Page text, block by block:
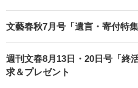
文藝春秋7月号「遺言・寄付特
週刊文春8月13日・20日号「終
求＆プレゼント